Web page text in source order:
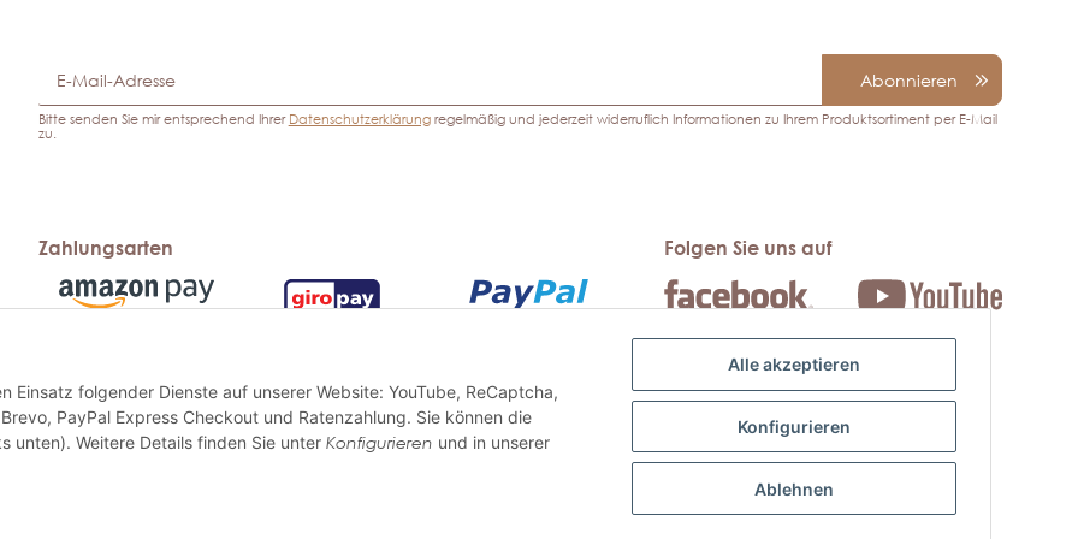
Abonnieren
Bitte senden Sie mir entsprechend Ihrer Datenschutzerklärungregelmäßig und jederzeit widerruflich Informationen zu Ihrem Produktsortiment per E-Mail
zu.
Zahlungsarten
Vorauskasse
Sofortüberweisung
Rechnungskauf
Folgen Sie uns auf
Einsatz folgender Dienste auf unserer Website: YouTube, ReCaptcha,
PayPal Express Checkout und Ratenzahlung. Sie können die
unten). Weitere Details finden Sie unter Konfigurieren und in unserer
Alle akzeptieren
Konfigurieren
Ablehnen